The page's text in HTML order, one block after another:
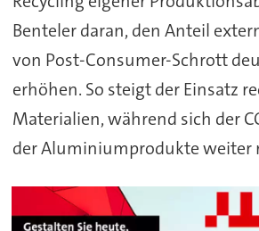
Benteler daran, den Anteil
von Post-Consumer-Schrott
erhöhen. So steigt der Einsatz
Materialien, während sich der
der Aluminiumprodukte weiter